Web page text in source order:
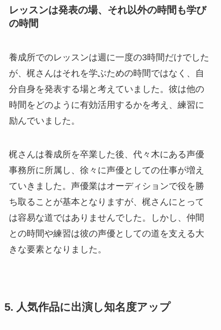
レッスンは発表の場、それ以外の時間も学び
の時間
養成所でのレッスンは週に一度の3時間だけでした
が、梶さんはそれを学ぶための時間ではなく、自
分自身を発表する場と考えていました。彼は他の
時間をどのように有効活用するかを考え、練習に
励んでいました。
梶さんは養成所を卒業した後、代々木にある声優
事務所に所属し、徐々に声優としての仕事が増え
ていきました。声優業はオーディションで役を勝
ち取ることが基本となりますが、梶さんにとって
は容易な道ではありませんでした。しかし、仲間
との時間や練習は彼の声優としての道を支える大
きな要素となりました。
5. 人気作品に出演し知名度アップ